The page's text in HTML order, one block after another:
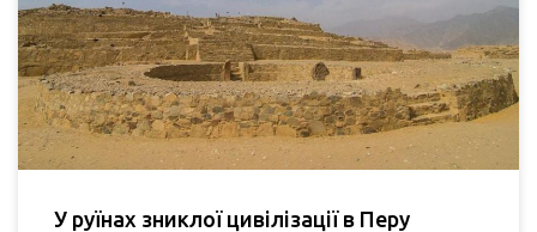
У руїнах зниклої цивілізації в Перу